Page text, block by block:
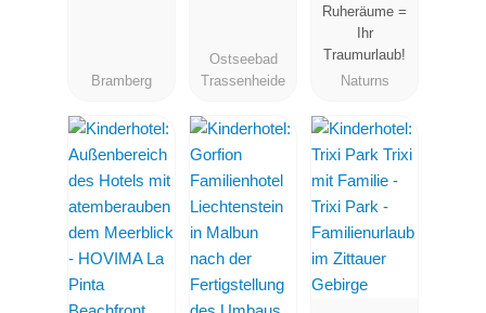
Bramberg
Ostseebad
Trassenheide
Ruheräume =
Ihr
Traumurlaub!
Naturns